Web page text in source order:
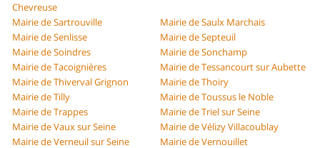
Chevreuse
Mairie de Sartrouville
Mairie de Saulx Marchais
Mairie de Senlisse
Mairie de Septeuil
Mairie de Soindres
Mairie de Sonchamp
Mairie de Tacoignières
Mairie de Tessancourt sur Aubette
Mairie de Thiverval Grignon
Mairie de Thoiry
Mairie de Tilly
Mairie de Toussus le Noble
Mairie de Trappes
Mairie de Triel sur Seine
Mairie de Vaux sur Seine
Mairie de Vélizy Villacoublay
Mairie de Verneuil sur Seine
Mairie de Vernouillet